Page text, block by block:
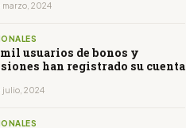
marzo, 2024
mil usuarios de bonos y
han registrado su cuenta
julio, 2024